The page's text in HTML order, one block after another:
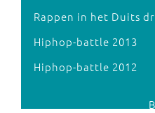
Rappen in het Duits
Hiphop-battle 2013
Hiphop-battle 2012